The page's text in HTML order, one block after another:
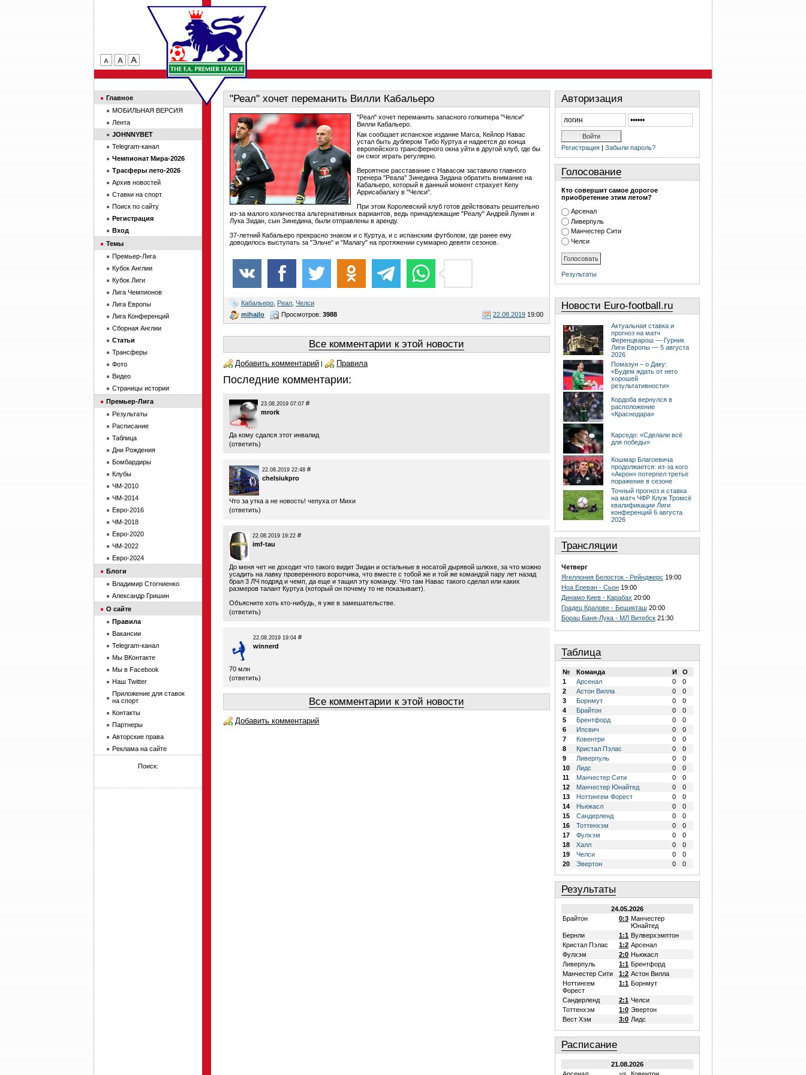
"Реал" хочет переманить Вилли Кабальеро
"Реал" хочет переманить запасного голкипера "Челси"
Вилли Кабальеро.
Как сообщает испанское издание Marca, Кейлор Навас
устал быть дублером Тибо Куртуа и надеется до конца
европейского трансферного окна уйти в другой клуб, где бы
он смог играть регулярно.
Вероятное расставание с Навасом заставило главного
тренера "Реала" Зинедина Зидана обратить внимание на
Кабальеро, который в данный момент страхует Кепу
Аррисабалагу в "Челси".
При этом Королевский клуб готов действовать решительно
из-за малого количества альтернативных вариантов, ведь принадлежащие "Реалу" Андрей Лунин и
Лука Зидан, сын Зинедина, были отправлены в аренду.
37-летний Кабальеро прекрасно знаком и с Куртуа, и с испанским футболом, где ранее ему
доводилось выступать за "Эльче" и "Малагу" на протяжении суммарно девяти сезонов.
Кабальеро Реал Челси
mihajlo
22.08.2019 19:00
Просмотров: 3988
Все комментарии к этой новости
Добавить комментарий | Правила
Последние комментарии:
23.08.2019 07:07 #
mrork
Да кому сдался этот инвалид
(ответить)
22.08.2019 22:48 #
chelsiukpro
Что за утка а не новость! чепуха от Михи
(ответить)
22.08.2019 19:22 #
imf-tau
До меня чет не доходит что такого видит Зидан и остальные в носатой дырявой шлюхе, за что можно
усадить на лавку проверенного воротчика, что вместе с тобой же и той же командой пару лет назад
брал 3 ЛЧ подряд и чемп, да еще и тащил эту команду. Что там Навас такого сделал или каких
размеров талант Куртуа (который он почему то не показывает).
Объясните хоть кто-нибудь, я уже в замешательстве.
(ответить)
22.08.2019 19:04 #
winnerd
70 млн
(ответить)
Все комментарии к этой новости
Добавить комментарий
Авторизация
Регистрация | Забыли пароль?
Голосование
Кто совершит самое дорогое
приобретение этим летом?
Арсенал
Ливерпуль
Манчестер Сити
Челси
Результаты
Новости Euro-football.ru
Актуальная ставка и
прогноз на матч
Ференцварош — Гурник
Лиги Европы — 5 августа
2026
Помазун – о Даку:
«Будем ждать от него
хорошей
результативности»
Кордоба вернулся в
расположение
«Краснодара»
Карседо: «Сделали всё
для победы»
Кошмар Благоевича
продолжается: из-за кого
«Акрон» потерпел третье
поражение в сезоне
Точный прогноз и ставка
на матч ЧФР Клуж Тромсё
квалификации Лиги
конференций 6 августа
2026
Трансляции
Четверг
Ягеллония Белосток - Рейнджерс 19:00
Ноа Ереван - Сьон 19:00
Динамо Киев - Карабах 20:00
Градец Кралове - Бешикташ 20:00
Борац Баня-Лука - МЛ Витебск 21:30
Таблица
№ Команда И
О
1
Арсенал 0
0
2
Астон Вилла 0
0
3
Борнмут 0
0
4
Брайтон 0
0
5
Брентфорд 0
0
6
Ипсвич 0
0
7
Ковентри 0
0
8
Кристал Пэлас 0
0
9
Ливерпуль 0
0
10
Лидс 0
0
11
Манчестер Сити 0
0
12
Манчестер Юнайтед 0
0
13
Ноттингем Форест 0
0
14
Ньюкасл 0
0
15
Сандерленд 0
0
16
Тоттенхэм 0
0
17
Фулхэм 0
0
18
Халл 0
0
19
Челси 0
0
20
Эвертон 0 0
Результаты
24.05.2026
Брайтон
0:3 Манчестер
Юнайтед
Бернли
1:1 Вулверхэмптон
Кристал Пэлас
1:2 Арсенал
Фулхэм
2:0 Ньюкасл
Ливерпуль
1:1 Брентфорд
Манчестер Сити
1:2 Астон Вилла
Ноттингем
Форест
1:1 Борнмут
Сандерленд 2:1 Челси
Тоттенхэм
1:0 Эвертон
Вест Хэм
3:0 Лидс
Расписание
21.08.2026
Главное
МОБИЛЬНАЯ ВЕРСИЯ
Лента
JOHNNYBET
Telegram-канал
Чемпионат Мира-2026
Трасферы лето-2026
Архив новостей
Ставки на спорт
Поиск по сайту
Регистрация
Вход
Темы
Премьер-Лига
Кубок Англии
Кубок Лиги
Лига Чемпионов
Лига Европы
Лига Конференций
Сборная Англии
Статьи
Трансферы
Фото
Видео
Страницы истории
Премьер-Лига
Результаты
Расписание
Таблица
Дни Рождения
Бомбардиры
Клубы
ЧМ-2010
ЧМ-2014
Евро-2016
ЧМ-2018
Евро-2020
ЧМ-2022
Евро-2024
Блоги
Владимир Стогниенко
Александр Гришин
О сайте
Правила
Вакансии
Telegram-канал
Мы ВКонтакте
Мы в Facebook
Наш Twitter
Приложение для ставок
на спорт
Контакты
Партнеры
Авторские права
Реклама на сайте
Поиск: